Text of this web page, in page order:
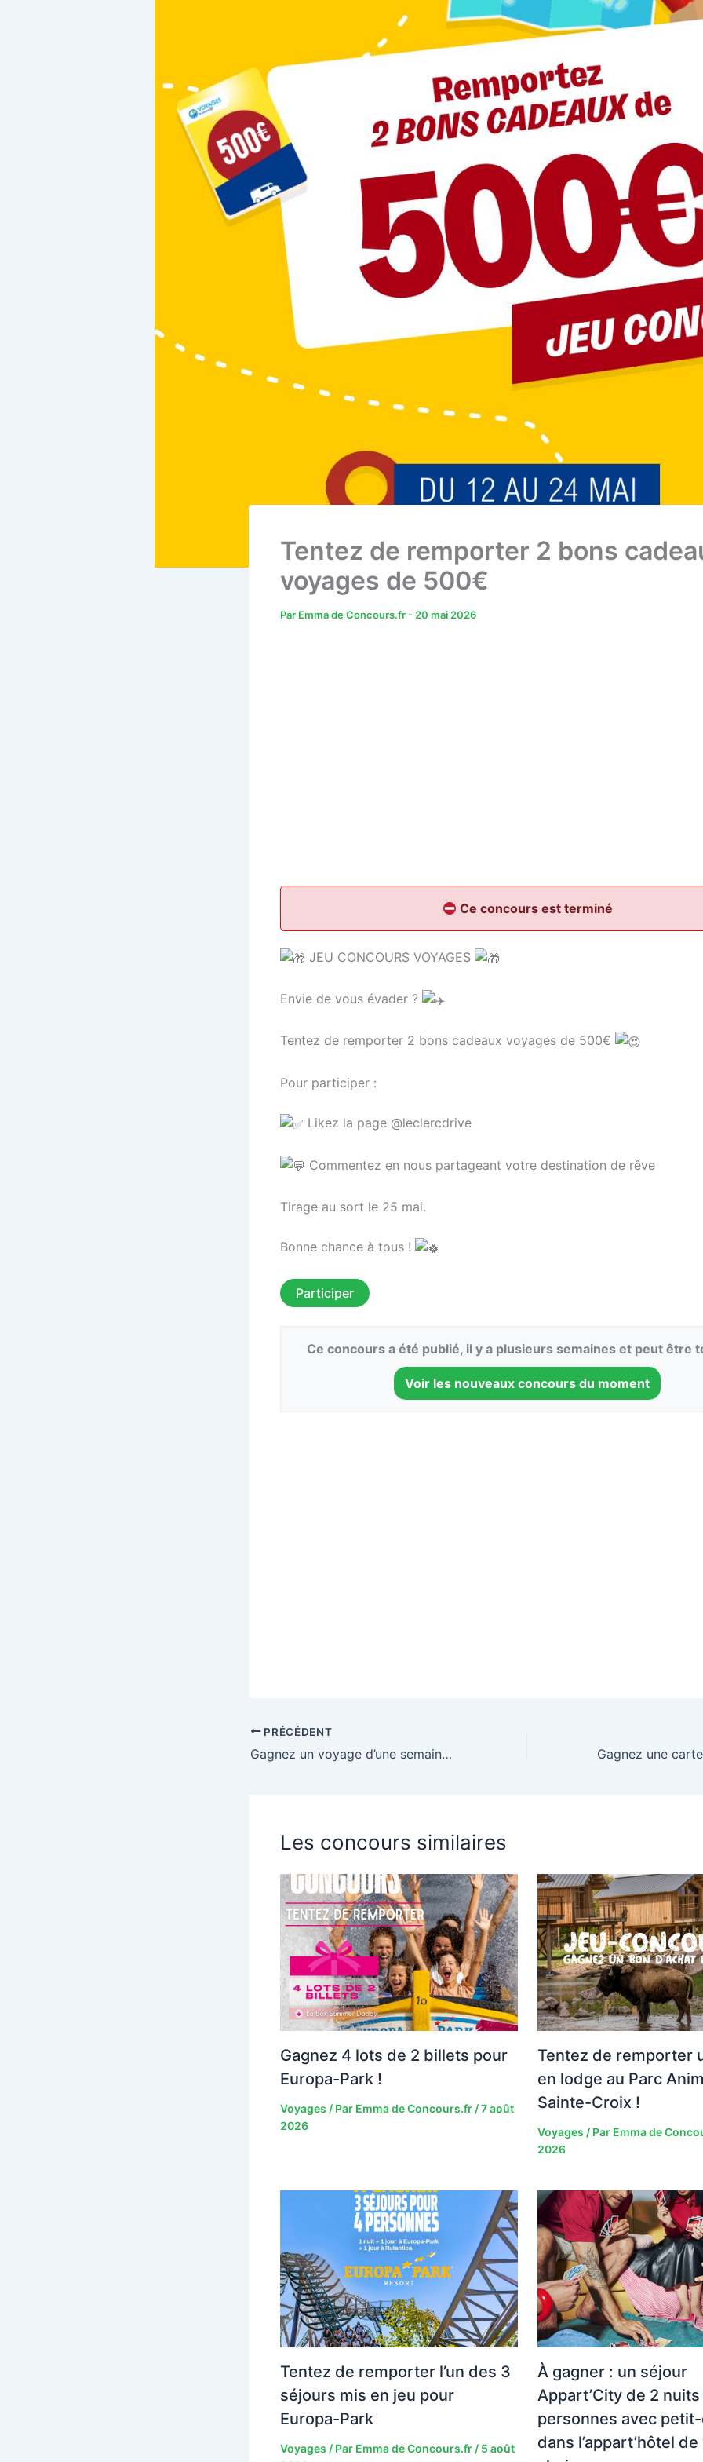
Tentez de remporter 2 bons
voyages de 500€
Par Emma de Concours.fr - 20 mai 2026
Ce concours est terminé
JEU CONCOURS VOYAGES
Envie de vous évader ?
Tentez de remporter 2 bons cadeaux voyages de 500€
Pour participer :
Likez la page @‌leclercdrive
Commentez en nous partageant votre destination de rêve
Tirage au sort le 25 mai.
Bonne chance à tous !
Participer
Ce concours a été publié, il y a plusieurs semaines et peut être
Voir les nouveaux concours du moment
PRÉCÉDENT
Gagnez un voyage d’une semaine pour deux personnes à New York
Les concours similaires
Gagnez 4 lots de 2 billets pour
Europa-Park !
Voyages / Par Emma de Concours.fr /7 août
2026
Tentez de remporter
en lodge au Parc
Sainte-Croix !
Voyages / Par Emma de
2026
Tentez de remporter l’un des 3
séjours mis en jeu pour
Europa-Park
Voyages / Par Emma de Concours.fr / 5 août
À gagner : un séjour
Appart’City de 2
personnes avec
dans l’appart’hôtel